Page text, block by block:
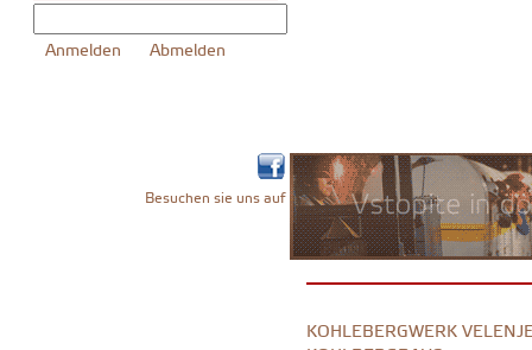
Besuchen sie uns auf
KOHLEBERGWERK